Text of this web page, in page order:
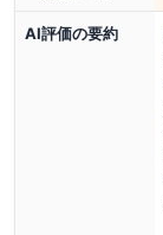
AI評価の要約